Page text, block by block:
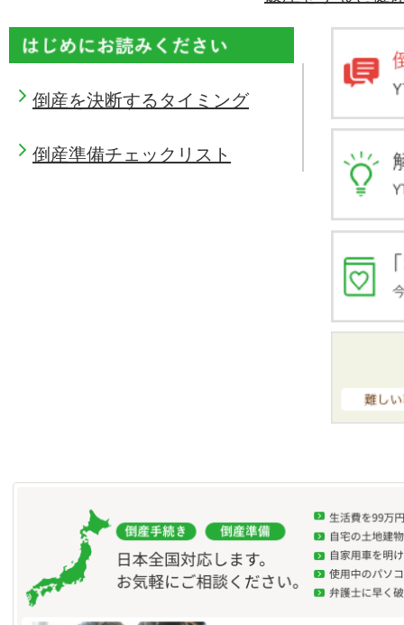
倒産を決断するタイミング
倒産準備チェックリスト